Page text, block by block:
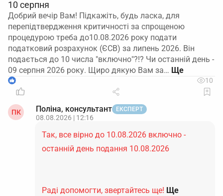
10 серпня
Добрий вечір Вам! Підкажіть, будь ласка, для
перепідтвердження критичності за спрощеною
процедурою треба до10.08.2026 року подати
податковий розрахунок (ЄСВ) за липень 2026. Він
подається до 10 числа "включно"?!? Чи останній день -
09 серпня 2026 року. Щиро дякую Вам за…
1 10
ПК Поліна, консультант ЕКСПЕРТ
08.08.2026 | 12:16
Так, все вірно до 10.08.2026 включно -
останній день подання 10.08.2026
Раді допомогти, звертайтесь ще! Ще